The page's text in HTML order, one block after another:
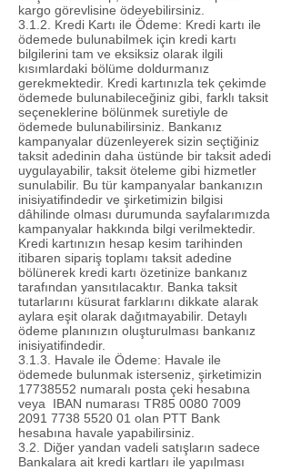
kargo görevlisine ödeyebilirsiniz.
3.1.2. Kredi Kartı ile Ödeme: Kredi kartı ile
ödemede bulunabilmek için kredi kartı
bilgilerini tam ve eksiksiz olarak ilgili
kısımlardaki bölüme doldurmanız
gerekmektedir. Kredi kartınızla tek çekimde
ödemede bulunabileceğiniz gibi, farklı taksit
seçeneklerine bölünmek suretiyle de
ödemede bulunabilirsiniz. Bankanız
kampanyalar düzenleyerek sizin seçtiğiniz
taksit adedinin daha üstünde bir taksit adedi
uygulayabilir, taksit öteleme gibi hizmetler
sunulabilir. Bu tür kampanyalar bankanızın
inisiyatifindedir ve şirketimizin bilgisi
dâhilinde olması durumunda sayfalarımızda
kampanyalar hakkında bilgi verilmektedir.
Kredi kartınızın hesap kesim tarihinden
itibaren sipariş toplamı taksit adedine
bölünerek kredi kartı özetinize bankanız
tarafından yansıtılacaktır. Banka taksit
tutarlarını küsurat farklarını dikkate alarak
aylara eşit olarak dağıtmayabilir. Detaylı
ödeme planınızın oluşturulması bankanız
inisiyatifindedir.
3.1.3. Havale ile Ödeme: Havale ile
ödemede bulunmak isterseniz, şirketimizin
17738552 numaralı posta çeki hesabına
veya IBAN numarası TR85 0080 7009
2091 7738 5520 01 olan PTT Bank
hesabına havale yapabilirsiniz.
3.2. Diğer yandan vadeli satışların sadece
Bankalara ait kredi kartları ile yapılması